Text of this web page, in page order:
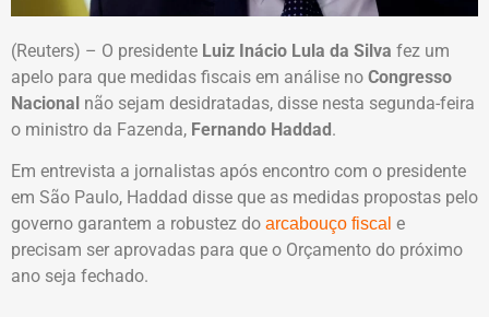
(Reuters) – O presidente Luiz Inácio Lula da Silva fez um
apelo para que medidas fiscais em análise no Congresso
Nacional não sejam desidratadas, disse nesta segunda-feira
o ministro da Fazenda, Fernando Haddad.
Em entrevista a jornalistas após encontro com o presidente
em São Paulo, Haddad disse que as medidas propostas pelo
governo garantem a robustez do arcabouço fiscal e
precisam ser aprovadas para que o Orçamento do próximo
ano seja fechado.